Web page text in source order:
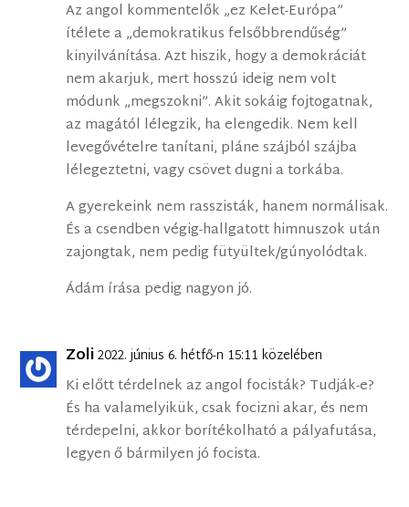
Az angol kommentelők „ez Kelet-Európa”
ítélete a „demokratikus felsőbbrendűség”
kinyilvánítása. Azt hiszik, hogy a demokráciát
nem akarjuk, mert hosszú ideig nem volt
módunk „megszokni”. Akit sokáig fojtogatnak,
az magától lélegzik, ha elengedik. Nem kell
levegővételre tanítani, pláne szájból szájba
lélegeztetni, vagy csövet dugni a torkába.
A gyerekeink nem rasszisták, hanem normálisak.
És a csendben végig-hallgatott himnuszok után
zajongtak, nem pedig fütyültek/gúnyolódtak.
Ádám írása pedig nagyon jó.
Zoli2022. június 6. hétfő-n 15:11 közelében
Ki előtt térdelnek az angol focisták? Tudják-e?
És ha valamelyikük, csak focizni akar, és nem
térdepelni, akkor borítékolható a pályafutása,
legyen ő bármilyen jó focista.